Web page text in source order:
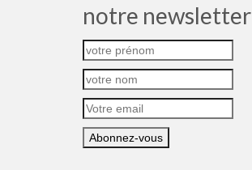
notre newsletter